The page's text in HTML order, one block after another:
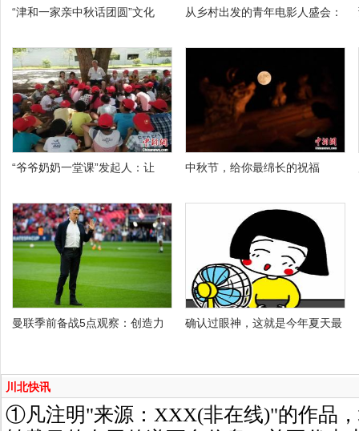
“津和一家亲中秋话团圆”文化 从乡村出发的青年电影人盛会：
“爷爷奶奶一堂课”发起人：让 中秋节，给你最绵长的祝福
曼联季前备战5点观察：创造力 确认过眼神，这就是今年夏天最
川北快讯
①凡注明"来源：XXX(非在线)"的作品